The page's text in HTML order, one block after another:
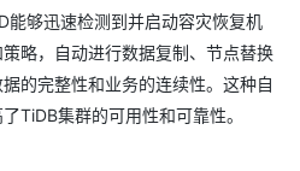
能够迅速检测到并启动容灾恢复机
略，自动进行数据复制、节点替换
的完整性和业务的连续性。这种自
TiDB集群的可用性和可靠性。